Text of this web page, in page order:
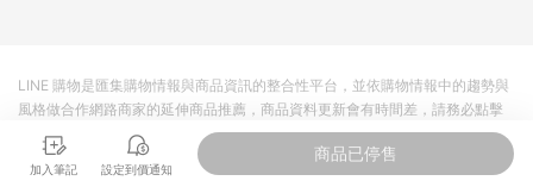
加入筆記 設定到價通知
商品已停售
LINE 購物是匯集購物情報與商品資訊的整合性平台，並依購物情報中的趨勢與
風格做合作網路商家的延伸商品推薦，商品資料更新會有時間差，請務必點擊
商品至各合作網路商家，確認現售價與購物條件，一切資訊以合作廠商網頁為
準。